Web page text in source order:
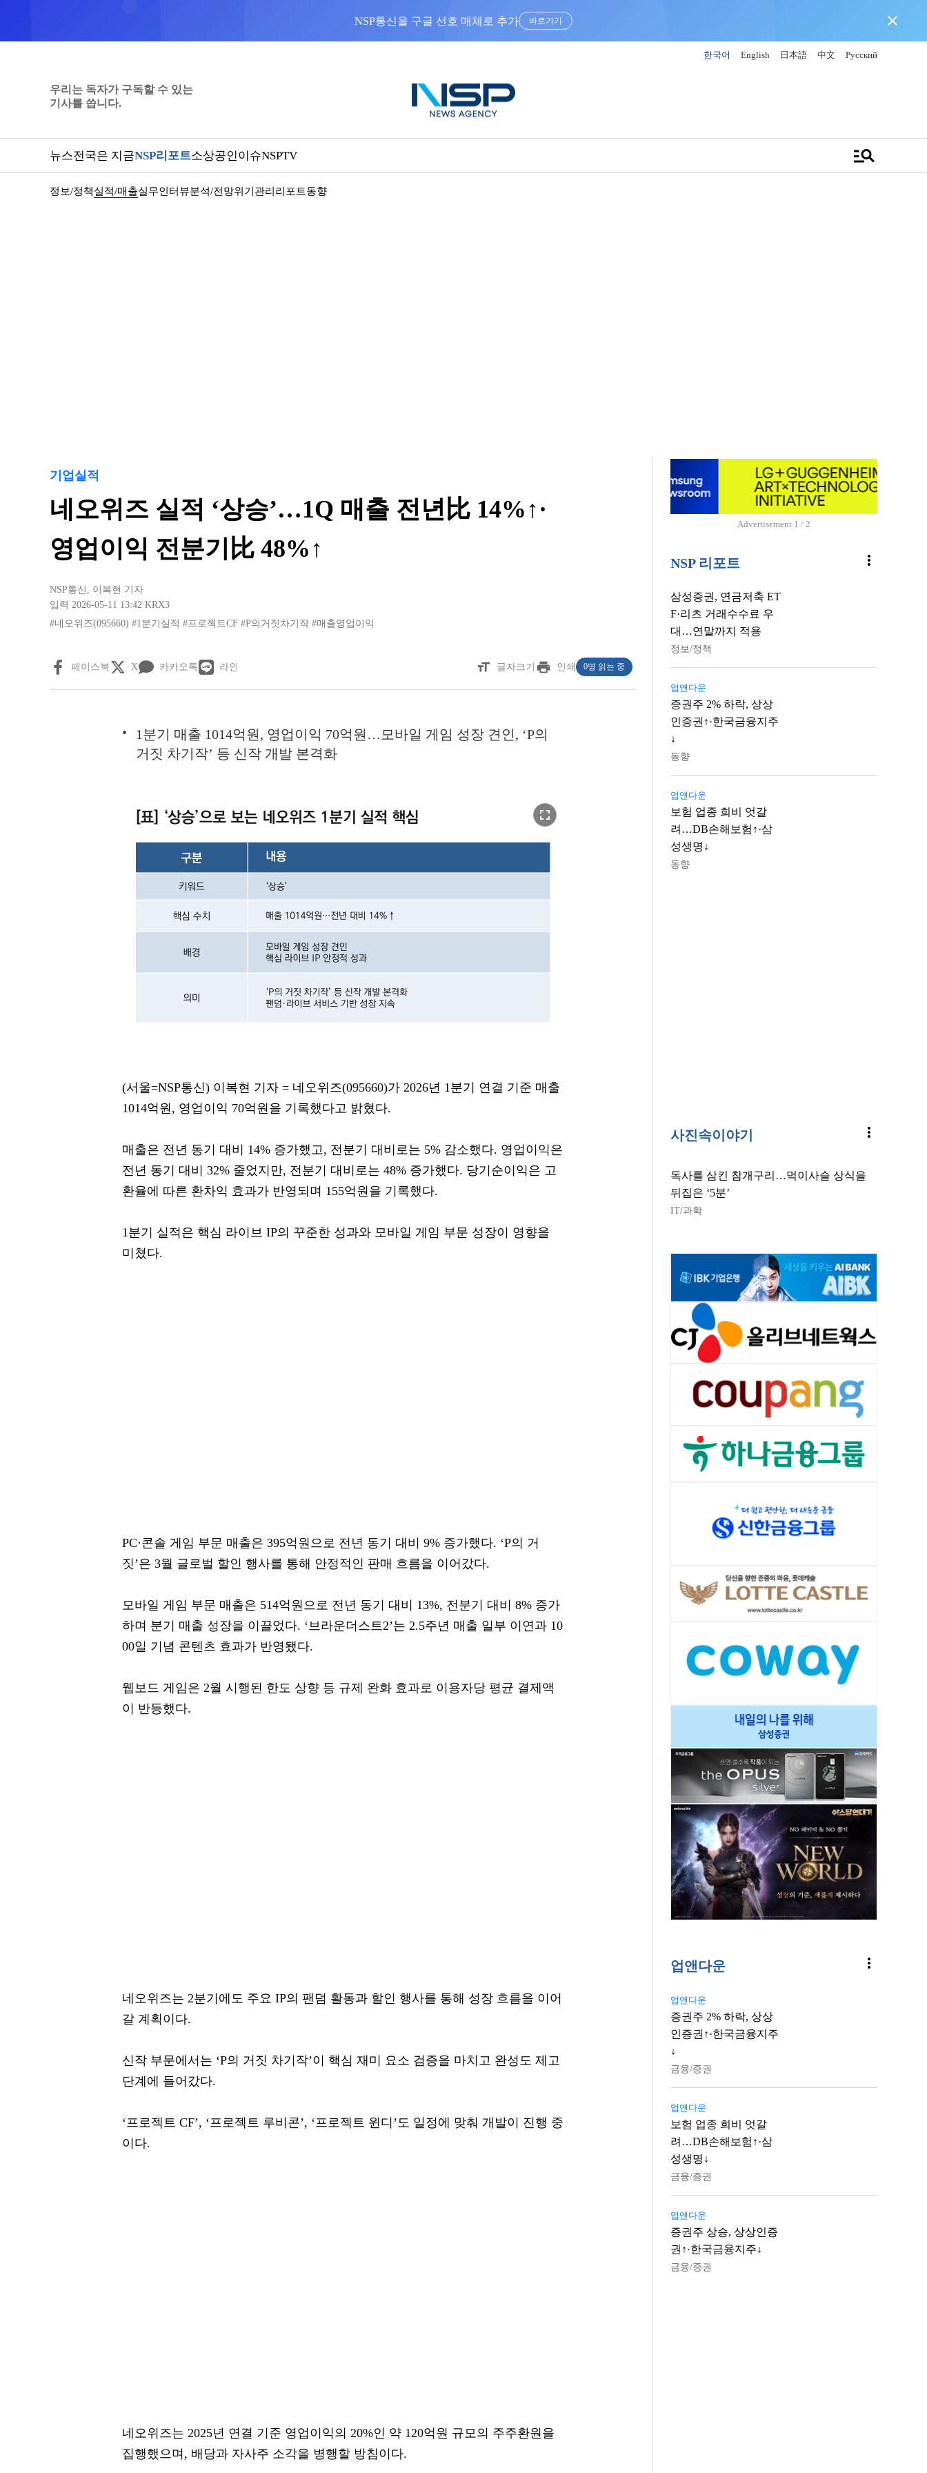
NSP통신을 구글 선호 매체로 추가 바로가기 close
한국어 English 日本語 中文 Русский
우리는 독자가 구독할 수 있는
기사를 씁니다.
뉴스전국은 지금NSP리포트소상공인이슈NSPTV manage_search
정보/정책실적/매출실무인터뷰분석/전망위기관리 리포트동향
기업실적
네오위즈 실적 ‘상승’…1Q 매출 전년比 14%↑·
영업이익 전분기比 48%↑
NSP통신 , 이복현 기자
입력 2026-05-11 13:42 KRX3
#네오위즈(095660) #1분기실적 #프로젝트CF #P의거짓차기작 #매출영업이익
페이스북 X 카카오톡 라인 format_size 글자크기 print 인쇄 0명 읽는 중
1분기 매출 1014억원, 영업이익 70억원…모바일 게임 성장 견인, ‘P의
거짓 차기작’ 등 신작 개발 본격화
fullscreen
(서울=NSP통신) 이복현 기자 = 네오위즈(095660)가 2026년 1분기 연결 기준 매출
1014억원, 영업이익 70억원을 기록했다고 밝혔다.
매출은 전년 동기 대비 14% 증가했고, 전분기 대비로는 5% 감소했다. 영업이익은
전년 동기 대비 32% 줄었지만, 전분기 대비로는 48% 증가했다. 당기순이익은 고
환율에 따른 환차익 효과가 반영되며 155억원을 기록했다.
1분기 실적은 핵심 라이브 IP의 꾸준한 성과와 모바일 게임 부문 성장이 영향을
미쳤다.
PC·콘솔 게임 부문 매출은 395억원으로 전년 동기 대비 9% 증가했다. ‘P의 거
짓’은 3월 글로벌 할인 행사를 통해 안정적인 판매 흐름을 이어갔다.
모바일 게임 부문 매출은 514억원으로 전년 동기 대비 13%, 전분기 대비 8% 증가
하며 분기 매출 성장을 이끌었다. ‘브라운더스트2’는 2.5주년 매출 일부 이연과 10
00일 기념 콘텐츠 효과가 반영됐다.
웹보드 게임은 2월 시행된 한도 상향 등 규제 완화 효과로 이용자당 평균 결제액
이 반등했다.
네오위즈는 2분기에도 주요 IP의 팬덤 활동과 할인 행사를 통해 성장 흐름을 이어
갈 계획이다.
신작 부문에서는 ‘P의 거짓 차기작’이 핵심 재미 요소 검증을 마치고 완성도 제고
단계에 들어갔다.
‘프로젝트 CF’, ‘프로젝트 루비콘’, ‘프로젝트 윈디’도 일정에 맞춰 개발이 진행 중
이다.
네오위즈는 2025년 연결 기준 영업이익의 20%인 약 120억원 규모의 주주환원을
집행했으며, 배당과 자사주 소각을 병행할 방침이다.
Advertisement 1 / 2
NSP 리포트 more_vert
삼성증권, 연금저축 ET
F·리츠 거래수수료 우
대…연말까지 적용
정보/정책
업앤다운
증권주 2% 하락, 상상
인증권↑·한국금융지주
↓
동향
업앤다운
보험 업종 희비 엇갈
려…DB손해보험↑·삼
성생명↓
동향
사진속이야기 more_vert
독사를 삼킨 참개구리…먹이사슬 상식을
뒤집은 ‘5분’
IT/과학
업앤다운 more_vert
업앤다운
증권주 2% 하락, 상상
인증권↑·한국금융지주
↓
금융/증권
업앤다운
보험 업종 희비 엇갈
려…DB손해보험↑·삼
성생명↓
금융/증권
업앤다운
증권주 상승, 상상인증
권↑·한국금융지주↓
금융/증권